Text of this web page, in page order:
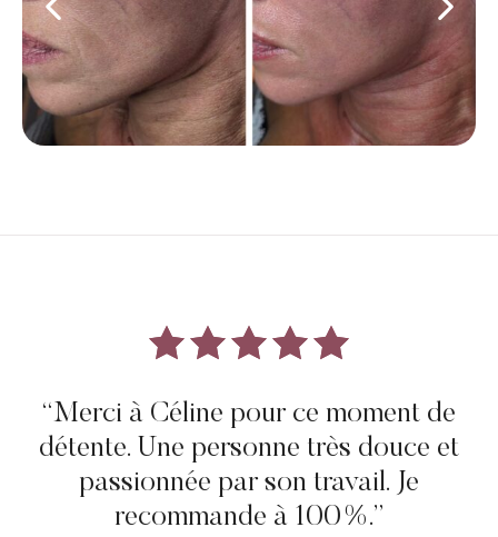
“Merci à Céline pour ce moment de
détente. Une personne très douce et
passionnée par son travail. Je
recommande à 100%.”